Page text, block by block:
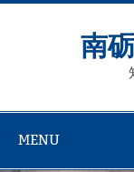
Skip
南
MENU